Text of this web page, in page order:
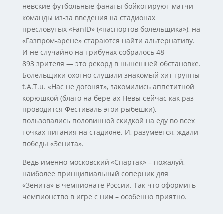
невские футбольные фанаты бойкотируют матчи
команды из-за введения на стадионах
пресловутых «FanID» («паспортов болельщика»), на
«Газпром-арене» стараются найти альтернативу.
И не случайно на трибунах собралось 48
893 зрителя — это рекорд в нынешней обстановке.
Болельщики охотно слушали знакомый хит группы
t.A.T.u. «Нас не догонят», лакомились аппетитной
корюшкой (благо на берегах Невы сейчас как раз
проводится Фестиваль этой рыбешки),
пользовались половинной скидкой на еду во всех
точках питания на стадионе. И, разумеется, ждали
победы «Зенита».
Ведь именно московский «Спартак» – пожалуй,
наиболее принципиальный соперник для
«Зенита» в чемпионате России. Так что оформить
чемпионство в игре с ним – особенно приятно.